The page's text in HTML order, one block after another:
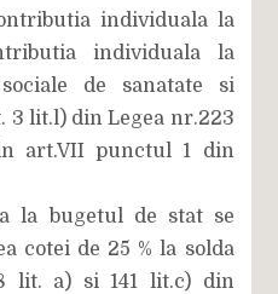
individuala la
individuala la
de sanatate si
3 lit.l) din Legea nr.223
art.VII punctul 1 din
la bugetul de stat se
cotei de 25 % la solda
lit. a) si 141 lit.c) din